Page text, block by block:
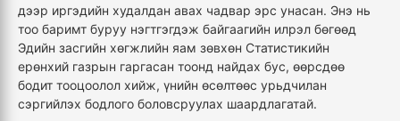
дээр иргэдийн худалдан авах чадвар эрс унасан. Энэ нь
тоо баримт буруу нэгтгэгдэж байгаагийн илрэл бөгөөд
Эдийн засгийн хөгжлийн яам зөвхөн Статистикийн
ерөнхий газрын гаргасан тоонд найдах бус, өөрсдөө
бодит тооцоолол хийж, үнийн өсөлтөөс урьдчилан
сэргийлэх бодлого боловсруулах шаардлагатай.